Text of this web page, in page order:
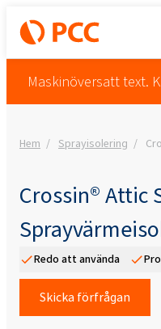
Maskinöversatt text.
Hem Sprayisolering
Crossin® Attic
Redo att använda
Skicka förfrågan